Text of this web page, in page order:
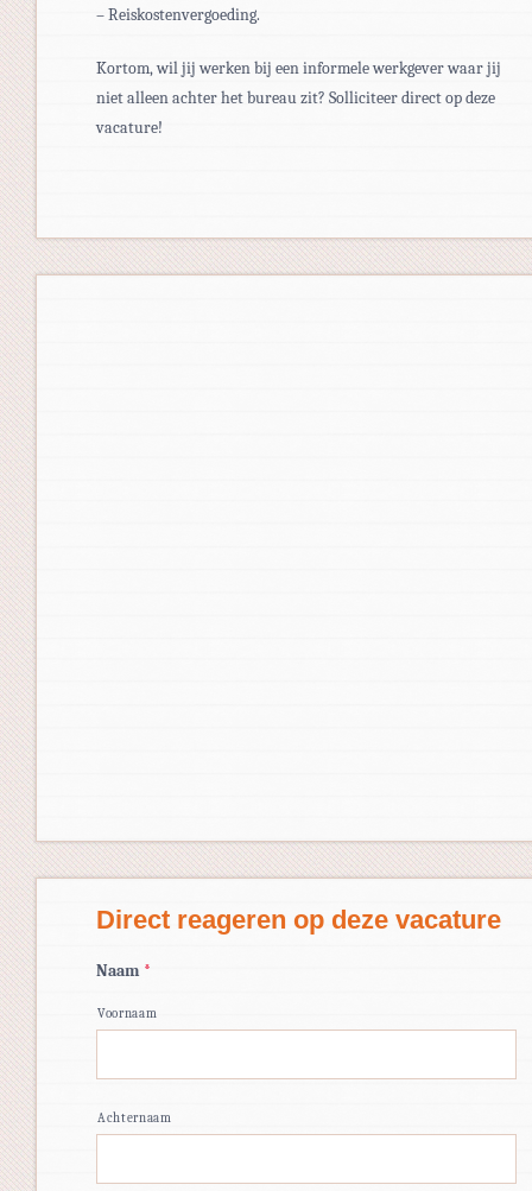
– Reiskostenvergoeding.
Kortom, wil jij werken bij een informele werkgever waar jij
niet alleen achter het bureau zit? Solliciteer direct op deze
vacature!
Direct reageren op deze vacature
Naam *
Voornaam
Achternaam